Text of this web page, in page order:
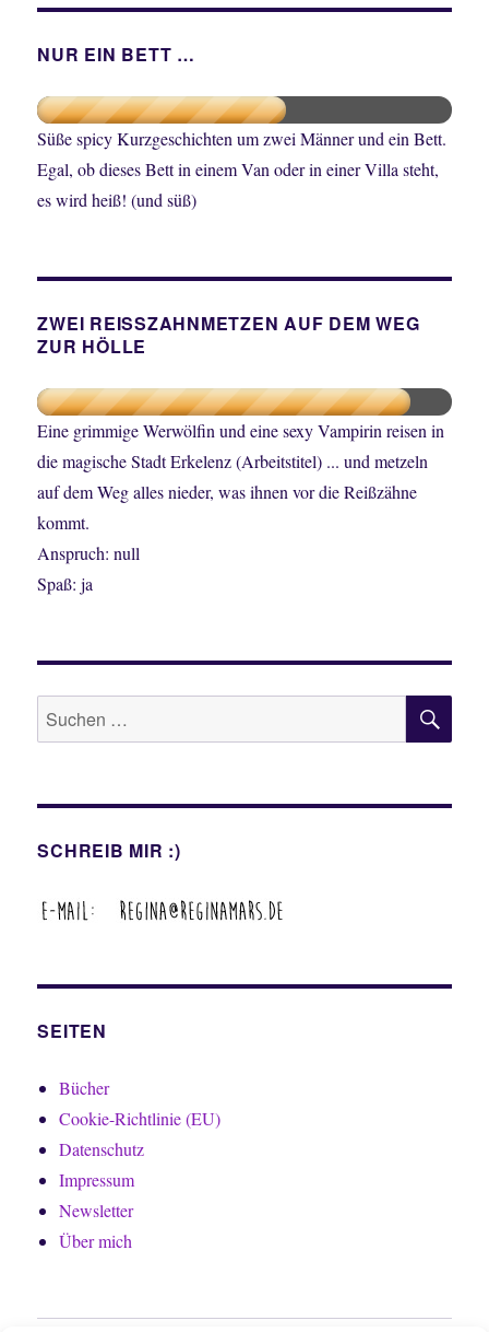
NUR EIN BETT …
Süße spicy Kurzgeschichten um zwei Männer und ein Bett.
Egal, ob dieses Bett in einem Van oder in einer Villa steht,
es wird heiß! (und süß)
ZWEI REISSZAHNMETZEN AUF DEM WEG
ZUR HÖLLE
Eine grimmige Werwölfin und eine sexy Vampirin reisen in
die magische Stadt Erkelenz (Arbeitstitel) ... und metzeln
auf dem Weg alles nieder, was ihnen vor die Reißzähne
kommt.
Anspruch: null
Spaß: ja
Suche
nach:
SCHREIB MIR :)
SEITEN
Bücher
Cookie-Richtlinie (EU)
Datenschutz
Impressum
Newsletter
Über mich